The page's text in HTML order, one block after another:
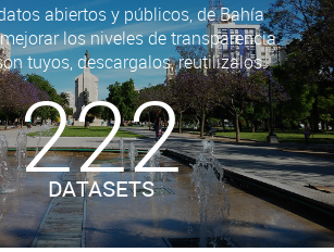
abiertos y públicos, de Bahía
los niveles de transparencia.
tuyos, descargalos, reutilizalos.
222
DATASETS